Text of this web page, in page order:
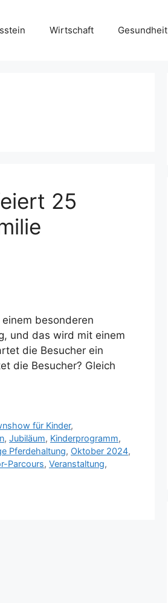
Wirtschaft Gesundheit
25
besonderen
und das wird mit einem
die Besucher ein
die Besucher? Gleich
für Kinder,
, Jubiläum, Kinderprogramm,
Pferdehaltung, Oktober 2024,
Parcours, Veranstaltung,